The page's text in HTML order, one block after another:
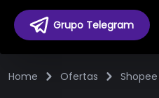
Grupo Telegram
Home Ofertas Shopee